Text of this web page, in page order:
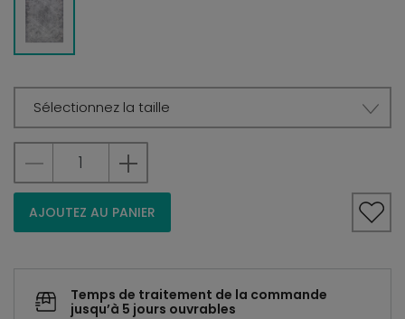
Sélectionnez la taille
AJOUTEZ AU PANIER
Temps de traitement de la commande
jusqu’à 5 jours ouvrables